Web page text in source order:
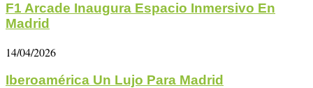
F1 Arcade Inaugura Espacio Inmersivo En
Madrid
14/04/2026
Iberoamérica Un Lujo Para Madrid